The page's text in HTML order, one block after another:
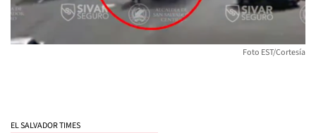
Foto EST/Cortesía
EL SALVADOR TIMES